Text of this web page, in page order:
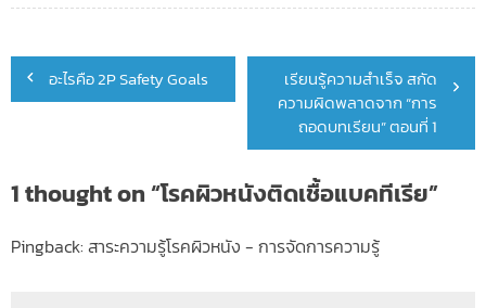
Post
navigation
อะไรคือ 2P Safety Goals
เรียนรู้ความสำเร็จ สกัด
ความผิดพลาดจาก “การ
ถอดบทเรียน” ตอนที่ 1
1 thought on “โรคผิวหนังติดเชื้อแบคทีเรีย”
Pingback: สาระความรู้โรคผิวหนัง - การจัดการความรู้